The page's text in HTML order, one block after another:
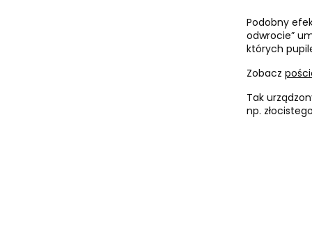
Podobny
odwrocie”
których
Zobacz
Tak
np.